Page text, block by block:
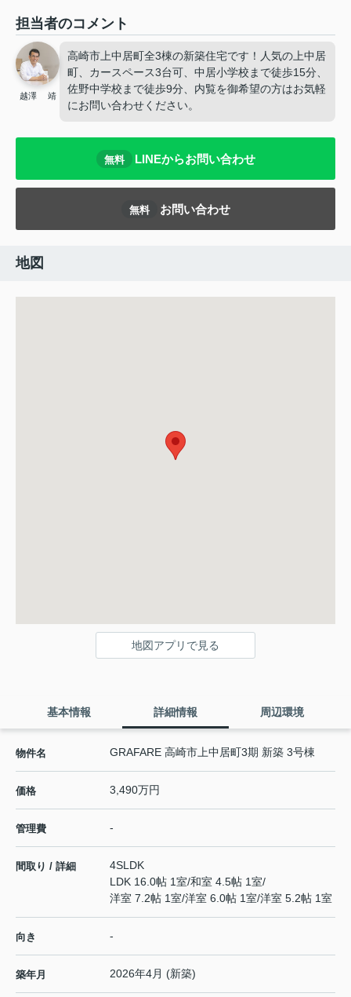
担当者のコメント
越澤 靖
高崎市上中居町全3棟の新築住宅です！人気の上中居
町、カースペース3台可、中居小学校まで徒歩15分、
佐野中学校まで徒歩9分、内覧を御希望の方はお気軽
にお問い合わせください。
無料 LINEからお問い合わせ
無料 お問い合わせ
地図
地図アプリで見る
基本情報 詳細情報 周辺環境
物件名 GRAFARE 高崎市上中居町3期 新築 3号棟
価格 3,490万円
管理費 -
間取り / 詳細
4SLDK
LDK 16.0帖 1室/和室 4.5帖 1室/
洋室 7.2帖 1室/洋室 6.0帖 1室/洋室 5.2帖 1室
向き -
築年月 2026年4月 (新築)